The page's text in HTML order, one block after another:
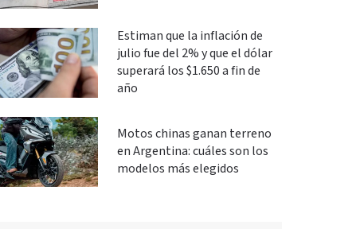
Estiman que la inflación de
julio fue del 2% y que el dólar
superará los $1.650 a fin de
año
Motos chinas ganan terreno
en Argentina: cuáles son los
modelos más elegidos